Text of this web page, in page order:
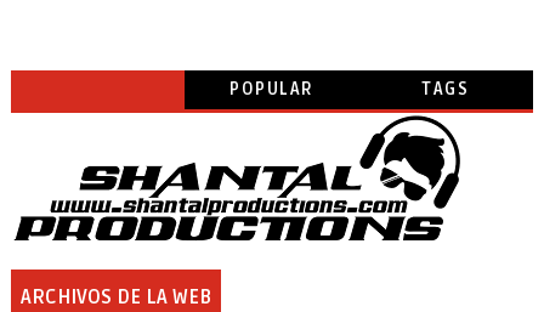
POPULAR TAGS
ARCHIVOS DE LA WEB